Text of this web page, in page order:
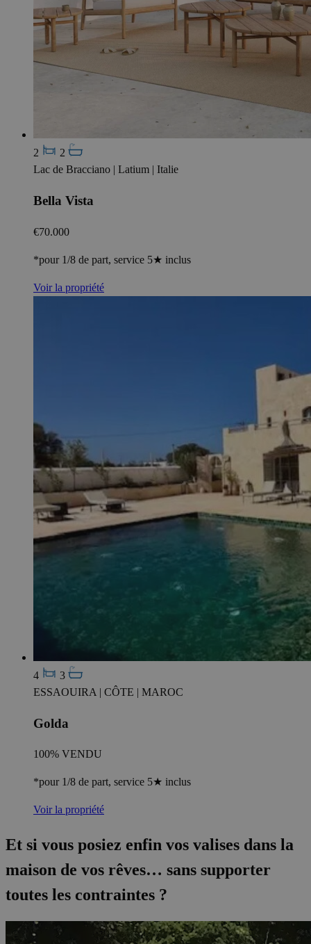
2
2
Lac de Bracciano | Latium | Italie
Bella Vista
€70.000
*pour 1/8 de part, service 5★ inclus
Voir la propriété
4
3
ESSAOUIRA | CÔTE | MAROC
Golda
100% VENDU
*pour 1/8 de part, service 5★ inclus
Voir la propriété
Et si vous posiez enfin vos valises dans la
maison de vos rêves… sans supporter
toutes les contraintes ?